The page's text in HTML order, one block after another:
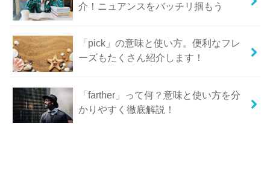
介！ニュアンスをバッチリ掴もう
「pick」の意味と使い方。便利なフレ
ーズもたくさん紹介します！
「farther」って何？意味と使い方を分
かりやすく徹底解説！